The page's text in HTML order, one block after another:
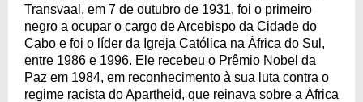
Transvaal, em 7 de outubro de 1931, foi o primeiro
negro a ocupar o cargo de Arcebispo da Cidade do
Cabo e foi o líder da Igreja Católica na África do Sul,
entre 1986 e 1996. Ele recebeu o Prêmio Nobel da
Paz em 1984, em reconhecimento à sua luta contra o
regime racista do Apartheid, que reinava sobre a África